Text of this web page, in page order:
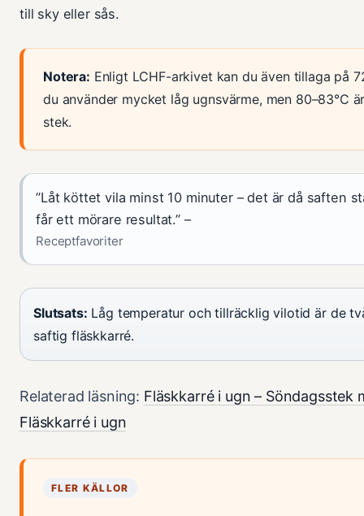
till sky eller sås.
Notera: Enligt LCHF-arkivet kan du även tillaga på
du använder mycket låg ugnsvärme, men 80–83°C
stek.
”Låt köttet vila minst 10 minuter – det är då saften
får ett mörare resultat.” –
Receptfavoriter
Slutsats: Låg temperatur och tillräcklig vilotid är de
saftig fläskkarré.
Relaterad läsning: Fläskkarré i ugn – Söndagsstek
Fläskkarré i ugn
FLER KÄLLOR